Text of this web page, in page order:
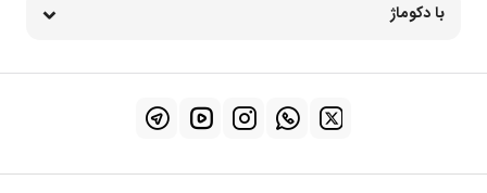
با دکوماژ